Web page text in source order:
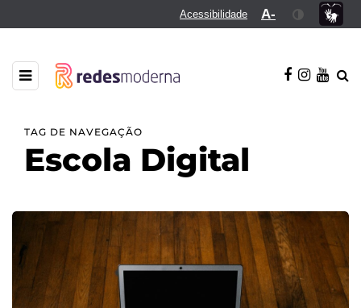
Acessibilidade A-
TAG DE NAVEGAÇÃO
Escola Digital